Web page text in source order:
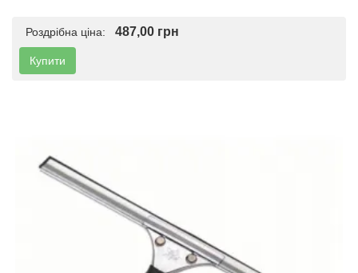
Роздрібна ціна: 487,00 грн
Купити